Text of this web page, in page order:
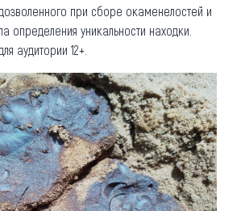
при сборе окаменелостей и
определения уникальности находки.
для аудитории 12+.